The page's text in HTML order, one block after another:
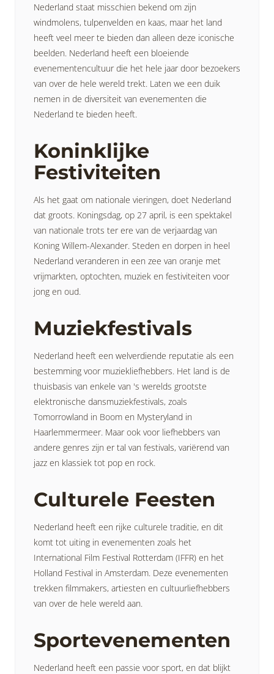
Nederland staat misschien bekend om zijn
windmolens, tulpenvelden en kaas, maar het land
heeft veel meer te bieden dan alleen deze iconische
beelden. Nederland heeft een bloeiende
evenementencultuur die het hele jaar door bezoekers
van over de hele wereld trekt. Laten we een duik
nemen in de diversiteit van evenementen die
Nederland te bieden heeft.
Koninklijke
Festiviteiten
Als het gaat om nationale vieringen, doet Nederland
dat groots. Koningsdag, op 27 april, is een spektakel
van nationale trots ter ere van de verjaardag van
Koning Willem-Alexander. Steden en dorpen in heel
Nederland veranderen in een zee van oranje met
vrijmarkten, optochten, muziek en festiviteiten voor
jong en oud.
Muziekfestivals
Nederland heeft een welverdiende reputatie als een
bestemming voor muziekliefhebbers. Het land is de
thuisbasis van enkele van 's werelds grootste
elektronische dansmuziekfestivals, zoals
Tomorrowland in Boom en Mysteryland in
Haarlemmermeer. Maar ook voor liefhebbers van
andere genres zijn er tal van festivals, variërend van
jazz en klassiek tot pop en rock.
Culturele Feesten
Nederland heeft een rijke culturele traditie, en dit
komt tot uiting in evenementen zoals het
International Film Festival Rotterdam (IFFR) en het
Holland Festival in Amsterdam. Deze evenementen
trekken filmmakers, artiesten en cultuurliefhebbers
van over de hele wereld aan.
Sportevenementen
Nederland heeft een passie voor sport, en dat blijkt